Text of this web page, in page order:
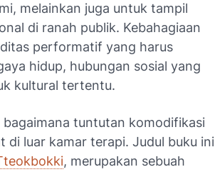
melainkan juga untuk tampil
di ranah publik. Kebahagiaan
performatif yang harus
hidup, hubungan sosial yang
kultural tertentu.
bagaimana tuntutan komodifikasi
di luar kamar terapi. Judul buku ini
, merupakan sebuah